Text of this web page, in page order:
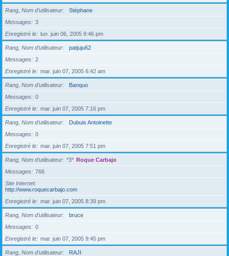
Rang, Nom d’utilisateur
Stéphane
Messages
3
Enregistré le
lun. juin 06, 2005 9:46 pm
Rang, Nom d’utilisateur
patjuju62
Messages
2
Enregistré le
mar. juin 07, 2005 6:42 am
Rang, Nom d’utilisateur
Banquo
Messages
0
Enregistré le
mar. juin 07, 2005 7:16 pm
Rang, Nom d’utilisateur
Dubuis Antoinette
Messages
0
Enregistré le
mar. juin 07, 2005 7:51 pm
Rang, Nom d’utilisateur *3* Roque Carbajo
Messages
766
Site Internet
http://www.roquecarbajo.com
Enregistré le
mar. juin 07, 2005 8:39 pm
Rang, Nom d’utilisateur
bruce
Messages
0
Enregistré le
mar. juin 07, 2005 9:45 pm
Rang, Nom d’utilisateur
RAJI